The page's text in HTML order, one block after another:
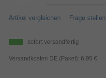
Artikel vergleichen Frage stellen
sofort versandfertig
Versandkosten DE (Paket): 6,95 €